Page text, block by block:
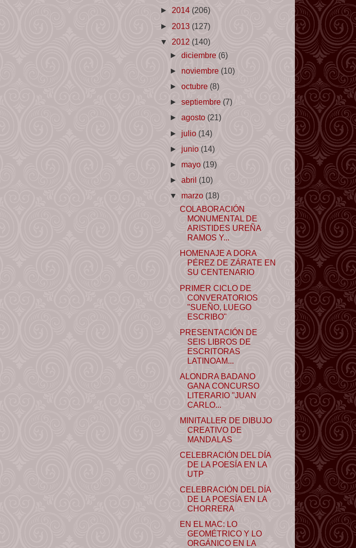
► 2014 (206)
► 2013 (127)
▼ 2012 (140)
►diciembre (6)
► noviembre (10)
►octubre (8)
►septiembre (7)
►agosto (21)
► julio (14)
► junio (14)
► mayo (19)
►abril (10)
▼ marzo (18)
COLABORACIÓN
MONUMENTAL DE
ARISTIDES UREÑA
RAMOS Y...
HOMENAJE A DORA
PÉREZ DE ZÁRATE EN
SU CENTENARIO
PRIMER CICLO DE
CONVERATORIOS
"SUEÑO, LUEGO
ESCRIBO"
PRESENTACIÓN DE
SEIS LIBROS DE
ESCRITORAS
LATINOAM...
ALONDRA BADANO
GANA CONCURSO
LITERARIO "JUAN
CARLO...
MINITALLER DE DIBUJO
CREATIVO DE
MANDALAS
CELEBRACIÓN DEL DÍA
DE LA POESÍA EN LA
UTP
CELEBRACIÓN DEL DÍA
DE LA POESÍA EN LA
CHORRERA
EN EL MAC: LO
GEOMÉTRICO Y LO
ORGÁNICO EN LA